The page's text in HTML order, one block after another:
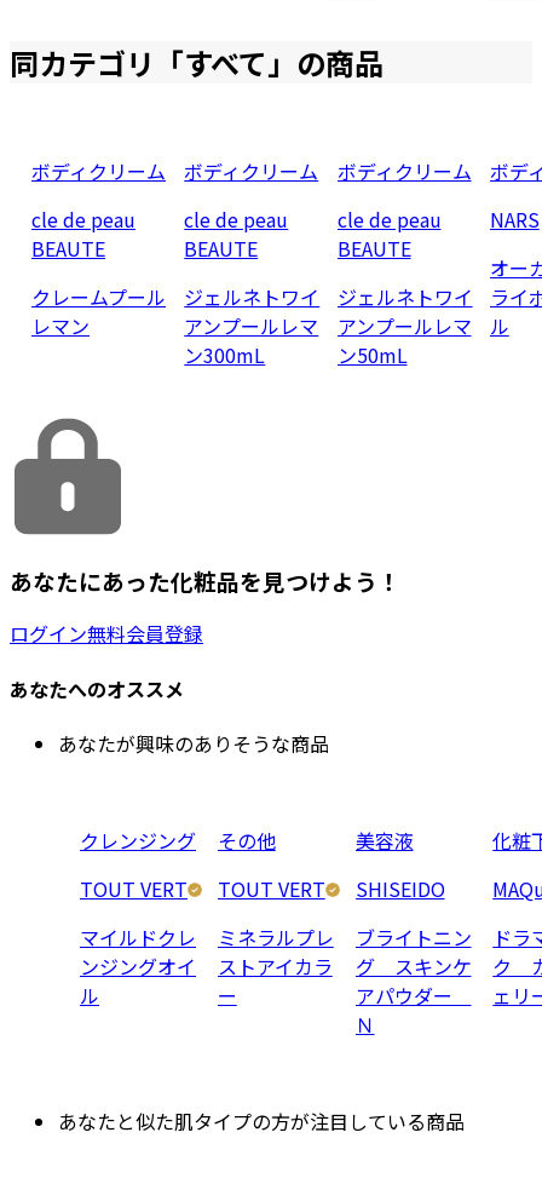
同カテゴリ「すべて」の商品
ボディクリーム
cle de peau
BEAUTE
クレームプール
レマン
ボディクリーム
cle de peau
BEAUTE
ジェルネトワイ
アンプールレマ
ン300mL
ボディクリーム
cle de peau
BEAUTE
ジェルネトワイ
アンプールレマ
ン50mL
ボデ
NARS
オー
ライ
ル
あなたにあった化粧品を見つけよう！
ログイン無料会員登録
あなたへのオススメ
あなたが興味のありそうな商品
クレンジング
TOUT VERT
マイルドクレ
ンジングオイ
ル
その他
TOUT VERT
ミネラルプレ
ストアイカラ
ー
美容液
SHISEIDO
ブライトニン
グ スキンケ
アパウダー
Ｎ
化粧
ドラ
ク
ェ
あなたと似た肌タイプの方が注目している商品